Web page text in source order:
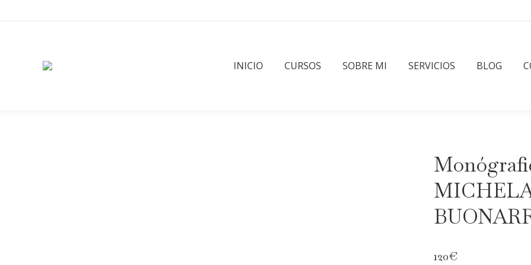
INICIO CURSOS SOBRE MI SERVICIOS BLOG
120€